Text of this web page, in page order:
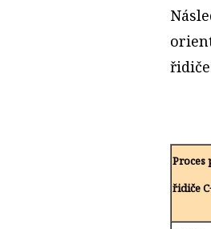
řidiče